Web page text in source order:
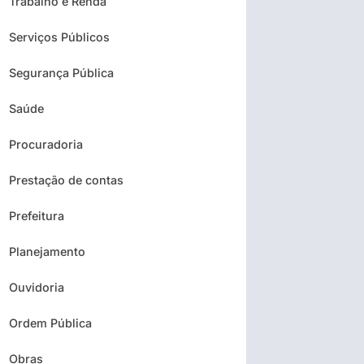
Serviços Públicos
Segurança Pública
Saúde
Procuradoria
Prestação de contas
Prefeitura
Planejamento
Ouvidoria
Ordem Pública
Obras